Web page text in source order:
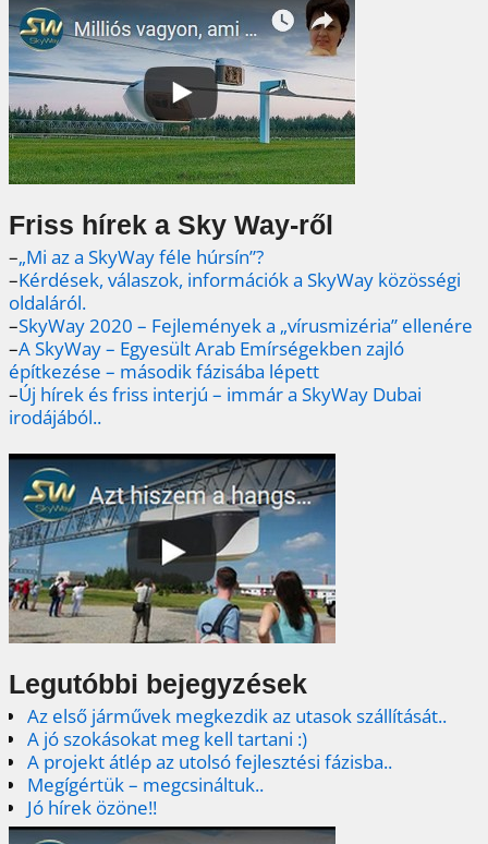
Friss hírek a Sky Way-ről
–„Mi az a SkyWay féle húrsín”?
–Kérdések, válaszok, információk a SkyWay közösségi
oldaláról.
–SkyWay 2020 – Fejlemények a „vírusmizéria” ellenére
–A SkyWay – Egyesült Arab Emírségekben zajló
építkezése – második fázisába lépett
–Új hírek és friss interjú – immár a SkyWay Dubai
irodájából..
Legutóbbi bejegyzések
Az első járművek megkezdik az utasok szállítását..
A jó szokásokat meg kell tartani :)
A projekt átlép az utolsó fejlesztési fázisba..
Megígértük – megcsináltuk..
Jó hírek özöne!!